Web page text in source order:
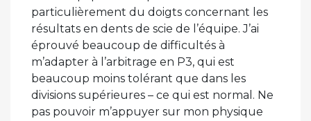
particulièrement du doigts concernant les
résultats en dents de scie de l’équipe. J’ai
éprouvé beaucoup de difficultés à
m’adapter à l’arbitrage en P3, qui est
beaucoup moins tolérant que dans les
divisions supérieures – ce qui est normal. Ne
pas pouvoir m’appuyer sur mon physique